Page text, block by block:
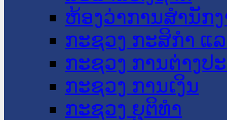
ຫ້ອງວ່າການສຳນັກ
ກະຊວງ ກະສິກຳ ແ
ກະຊວງ ການຕ່າງປ
ກະຊວງ ການເງິນ
ກະຊວງ ຍຸຕິທໍາ